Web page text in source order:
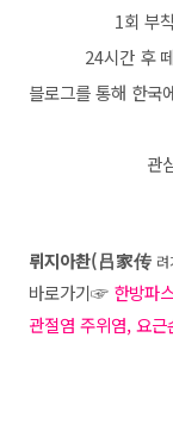
1회 부
24시간 후
블로그를 통해 한국
관
뤼지아촨(吕家传
바로가기☞ 한방파
관절염 주위염, 요근